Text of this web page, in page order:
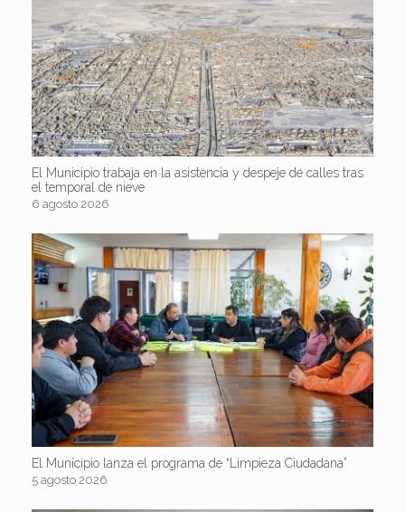
El Municipio trabaja en la asistencia y despeje de calles tras
el temporal de nieve
6 agosto 2026
El Municipio lanza el programa de “Limpieza Ciudadana”
5 agosto 2026